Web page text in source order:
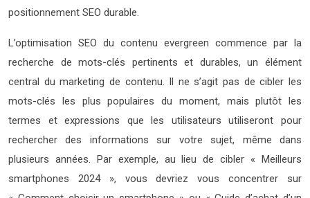
positionnement SEO durable.
L’optimisation SEO du contenu evergreen commence par la
recherche de mots-clés pertinents et durables, un élément
central du marketing de contenu. Il ne s’agit pas de cibler les
mots-clés les plus populaires du moment, mais plutôt les
termes et expressions que les utilisateurs utiliseront pour
rechercher des informations sur votre sujet, même dans
plusieurs années. Par exemple, au lieu de cibler « Meilleurs
smartphones 2024 », vous devriez vous concentrer sur